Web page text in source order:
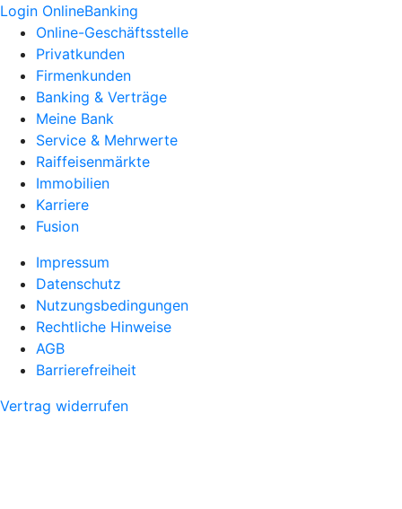
Login OnlineBanking
Online-Geschäftsstelle
Privatkunden
Firmenkunden
Banking & Verträge
Meine Bank
Service & Mehrwerte
Raiffeisenmärkte
Immobilien
Karriere
Fusion
Impressum
Datenschutz
Nutzungsbedingungen
Rechtliche Hinweise
AGB
Barrierefreiheit
Vertrag widerrufen